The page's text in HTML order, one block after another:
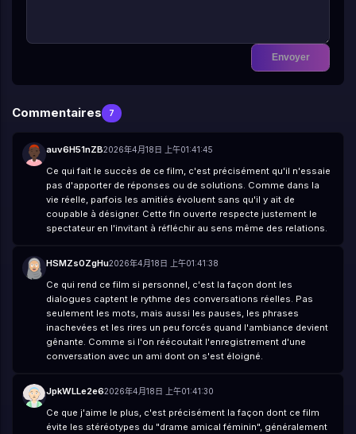
Envoyer
Commentaires 7
auv6H51nZB2026年4月18日 上午01:41:45
Ce qui fait le succès de ce film, c'est précisément qu'il n'essaie
pas d'apporter de réponses ou de solutions. Comme dans la
vie réelle, parfois les amitiés évoluent sans qu'il y ait de
coupable à désigner. Cette fin ouverte respecte justement le
spectateur en l'invitant à réfléchir au sens même des relations.
HSMZs0ZgHu2026年4月18日 上午01:41:38
Ce qui rend ce film si personnel, c'est la façon dont les
dialogues captent le rythme des conversations réelles. Pas
seulement les mots, mais aussi les pauses, les phrases
inachevées et les rires un peu forcés quand l'ambiance devient
gênante. Comme si l'on réécoutait l'enregistrement d'une
conversation avec un ami dont on s'est éloigné.
JpkWLLe2e62026年4月18日 上午01:41:30
Ce que j'aime le plus, c'est précisément la façon dont ce film
évite les stéréotypes du "drame amical féminin", généralement